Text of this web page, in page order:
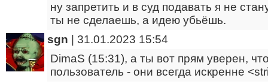
ну запретить и в суд подавать я не
ты не сделаешь, а идею убьёшь.
sgn
31.01.2023 15:54
DimaS (15:31), а ты вот прям уверен,
пользователь - они всегда искренне